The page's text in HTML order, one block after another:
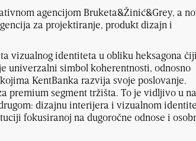
agencijom Bruketa&Žinić&Grey, a
za projektiranje, produkt dizajn i
vizualnog identiteta u obliku heksagona
univerzalni simbol koherentnosti, odnosno
KentBanka razvija svoje poslovanje.
premium segment tržišta. To je vidljivo u
dizajnu interijera i vizualnom
fokusiranoj na dugoročne odnose i